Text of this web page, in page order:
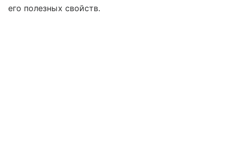
его полезных свойств.